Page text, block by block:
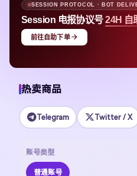
SESSION PROTOCOL · BOT
Session 电报协议号24H 自
前往自助下单
热卖商品
Telegram Twitter / X
账号类型
普通账号